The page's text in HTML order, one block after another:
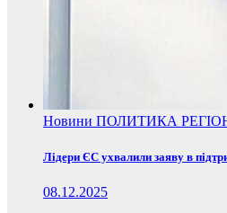
Новини ПОЛИТИКА
Лідери ЄС ухвалили заяву в
08.12.2025